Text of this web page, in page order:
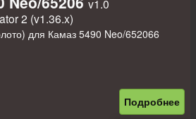
v1.0
2 (v1.36.x)
для Камаз 5490 Neo/652066
Подробнее